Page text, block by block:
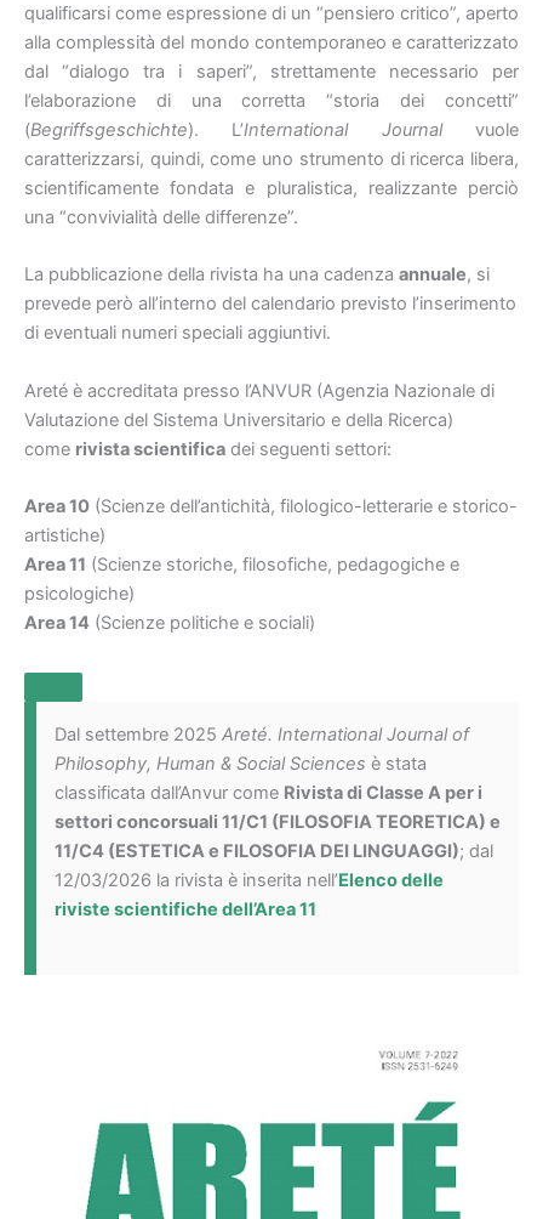
qualificarsi come espressione di un “pensiero critico”, aperto
alla complessità del mondo contemporaneo e caratterizzato
dal “dialogo tra i saperi”, strettamente necessario per
l’elaborazione di una corretta “storia dei concetti”
(Begriffsgeschichte). L’International Journalvuole
caratterizzarsi, quindi, come uno strumento di ricerca libera,
scientificamente fondata e pluralistica, realizzante perciò
una “convivialità delle differenze”.
La pubblicazione della rivista ha una cadenza annuale, si
prevede però all’interno del calendario previsto l’inserimento
di eventuali numeri speciali aggiuntivi.
Areté è accreditata presso l’ANVUR (Agenzia Nazionale di
Valutazione del Sistema Universitario e della Ricerca)
come rivista scientifica dei seguenti settori:
Area 10 (Scienze dell’antichità, filologico-letterarie e storico-
artistiche)
Area 11 (Scienze storiche, filosofiche, pedagogiche e
psicologiche)
Area 14 (Scienze politiche e sociali)
Dal settembre 2025 Areté. International Journal of
Philosophy, Human & Social Sciences è stata
classificata dall’Anvur come Rivista di Classe A per i
settori concorsuali 11/C1 (FILOSOFIA TEORETICA) e
11/C4 (ESTETICA e FILOSOFIA DEI LINGUAGGI); dal
12/03/2026 la rivista è inserita nell’Elenco delle
riviste scientifiche dell’Area 11